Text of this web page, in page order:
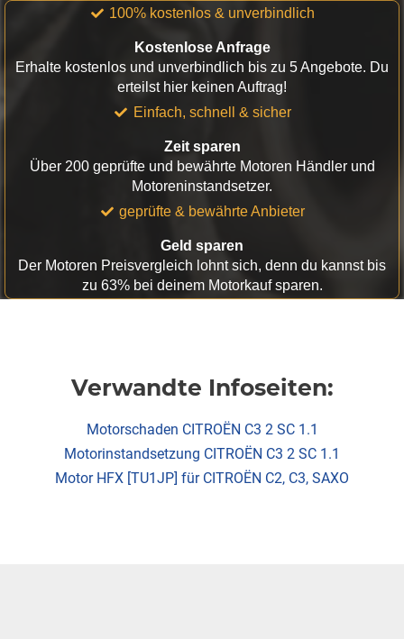
100% kostenlos & unverbindlich
Kostenlose Anfrage
Erhalte kostenlos und unverbindlich bis zu 5 Angebote. Du
erteilst hier keinen Auftrag!
Einfach, schnell & sicher
Zeit sparen
Über 200 geprüfte und bewährte Motoren Händler und
Motoreninstandsetzer.
geprüfte & bewährte Anbieter
Geld sparen
Der Motoren Preisvergleich lohnt sich, denn du kannst bis
zu 63% bei deinem Motorkauf sparen.
Verwandte Infoseiten:
Motorschaden CITROËN C3 2 SC 1.1
Motorinstandsetzung CITROËN C3 2 SC 1.1
Motor HFX [TU1JP] für CITROËN C2, C3, SAXO